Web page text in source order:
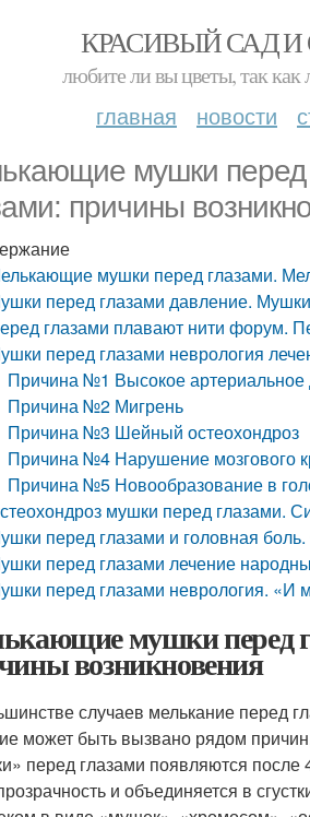
КРАСИВЫЙ САД И
любите ли вы цветы, так
главная новости
мушки перед
причины
мушки перед глазами.
перед глазами давление.
глазами плавают нити форум.
перед глазами неврология
Причина №1 Высокое артериальное
Причина №2 Мигрень
Причина №3 Шейный остеохондроз
Причина №4 Нарушение мозгового
Причина №5 Новообразование в
мушки перед глазами.
перед глазами и головная
перед глазами лечение
перед глазами неврология. «И
мушки перед
возникновения
случаев мелькание перед
может быть вызвано рядом
перед глазами появляются после
и объединяется в